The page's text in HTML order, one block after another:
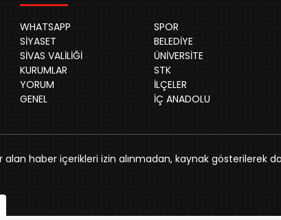
WHATSAPP
SPOR
SİYASET
BELEDİYE
SİVAS VALİLİĞİ
ÜNİVERSİTE
KURUMLAR
STK
YORUM
İLÇELER
GENEL
İÇ ANADOLU
alan haber içerikleri izin alınmadan, kaynak gösterilerek